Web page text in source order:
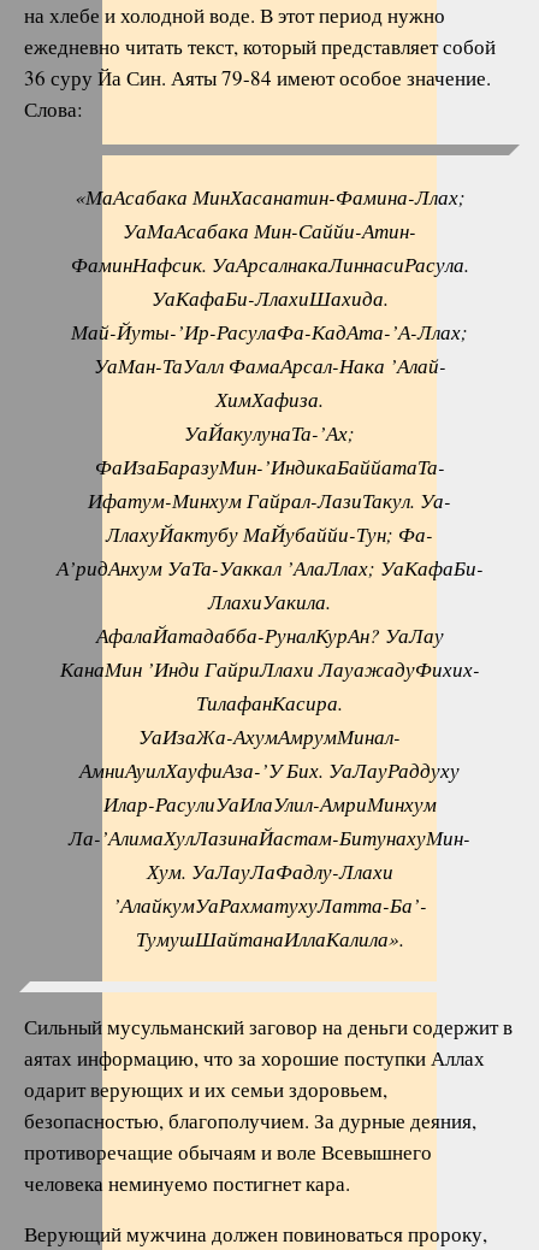
на хлебе и холодной воде. В этот период нужно
ежедневно читать текст, который представляет собой
36 суру Йа Син. Аяты 79-84 имеют особое значение.
Слова:
«МаАсабака МинХасанатин-Фамина-Ллах;
УаМаАсабака Мин-Саййи-Атин-
ФаминНафсик. УаАрсалнакаЛиннасиРасула.
УаКафаБи-ЛлахиШахида.
Май-Йуты-’Ир-РасулаФа-КадАта-’А-Ллах;
УаМан-ТаУалл ФамаАрсал-Нака ’Алай-
ХимХафиза.
УаЙакулунаТа-’Ах;
ФаИзаБаразуМин-’ИндикаБаййатаТа-
Ифатум-Минхум Гайрал-ЛазиТакул. Уа-
ЛлахуЙактубу МаЙубаййи-Тун; Фа-
А’ридАнхум УаТа-Уаккал ’АлаЛлах; УаКафаБи-
ЛлахиУакила.
АфалаЙатадабба-РуналКурАн? УаЛау
КанаМин ’Инди ГайриЛлахи ЛауажадуФихих-
ТилафанКасира.
УаИзаЖа-АхумАмрумМинал-
АмниАуилХауфиАза-’У Бих. УаЛауРаддуху
Илар-РасулиУаИлаУлил-АмриМинхум
Ла-’АлимаХулЛазинаЙастам-БитунахуМин-
Хум. УаЛауЛаФадлу-Ллахи
’АлайкумУаРахматухуЛатта-Ба’-
ТумушШайтанаИллаКалила».
Сильный мусульманский заговор на деньги содержит в
аятах информацию, что за хорошие поступки Аллах
одарит верующих и их семьи здоровьем,
безопасностью, благополучием. За дурные деяния,
противоречащие обычаям и воле Всевышнего
человека неминуемо постигнет кара.
Верующий мужчина должен повиноваться пророку,